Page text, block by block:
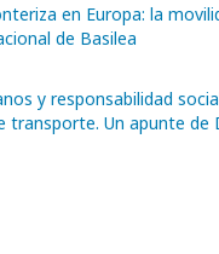
en Europa: la
de Basilea
y responsabilidad
transporte. Un apunte de